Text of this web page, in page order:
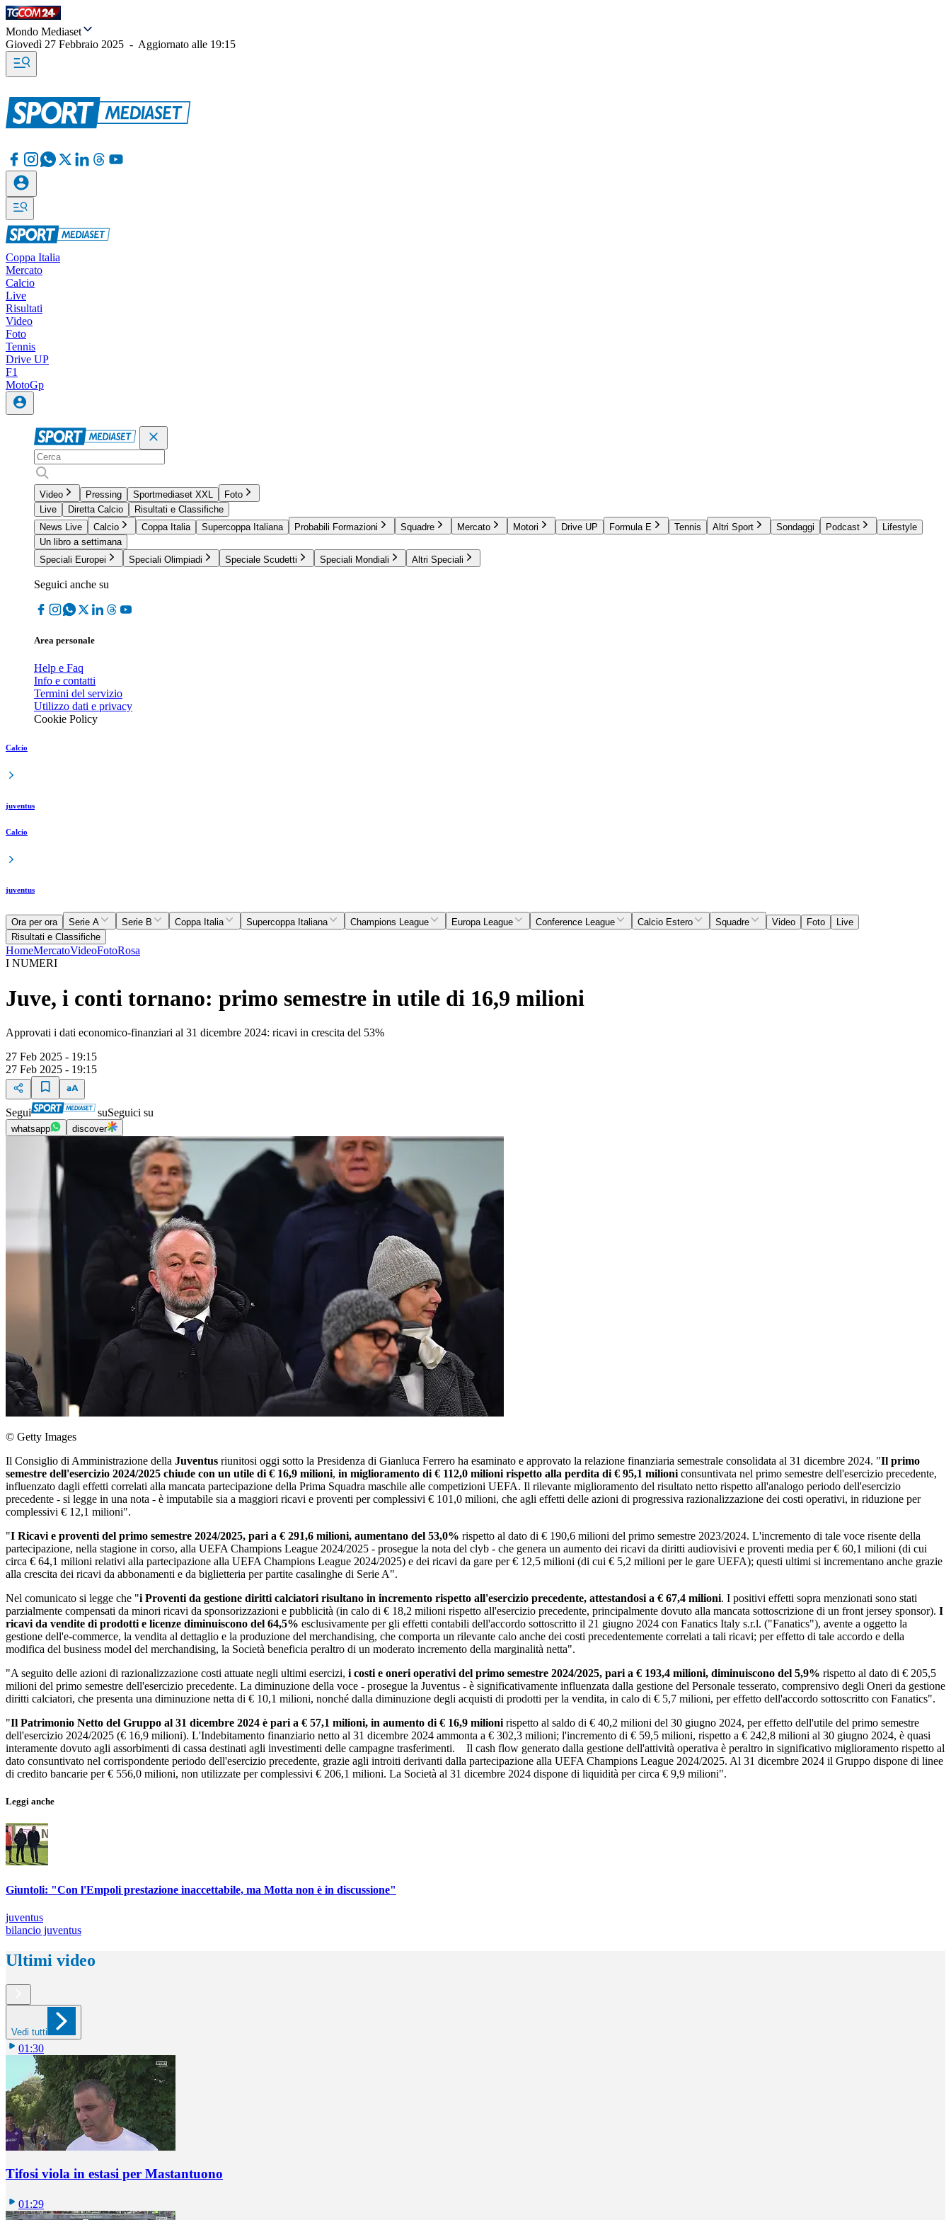
Mondo Mediaset
Giovedì 27 Febbraio 2025 - Aggiornato alle 19:15
Coppa Italia
Mercato
Calcio
Live
Risultati
Video
Foto
Tennis
Drive UP
F1
MotoGp
Video Pressing Sportmediaset XXL
Foto
Live
Diretta Calcio
Risultati e Classifiche
News Live
Calcio Coppa Italia Supercoppa Italiana Probabili Formazioni Squadre Mercato Motori Drive UP Formula E Tennis Altri Sport Sondaggi Podcast
Lifestyle
Un libro a settimana
Speciali Europei
Speciali Olimpiadi Speciale Scudetti Speciali Mondiali Altri Speciali
Seguici anche su
Area personale
Help e Faq
Info e contatti
Termini del servizio
Utilizzo dati e privacy
Cookie Policy
Calcio
juventus
Calcio
juventus
Ora per ora Serie A Serie B Coppa Italia Supercoppa Italiana Champions League Europa League Conference League Calcio Estero Squadre Video Foto
Live
Risultati e Classifiche
HomeMercatoVideoFotoRosa
I NUMERI
Juve, i conti tornano: primo semestre in utile di 16,9 milioni
Approvati i dati economico-finanziari al 31 dicembre 2024: ricavi in crescita del 53%
27 Feb 2025 - 19:15
27 Feb 2025 - 19:15
Segui suSeguici su
whatsapp discover
© Getty Images
Il Consiglio di Amministrazione della Juventus riunitosi oggi sotto la Presidenza di Gianluca Ferrero ha esaminato e approvato la relazione finanziaria semestrale consolidata al 31 dicembre 2024. "Il primo
semestre dell'esercizio 2024/2025 chiude con un utile di € 16,9 milioni, in miglioramento di € 112,0 milioni rispetto alla perdita di € 95,1 milioni consuntivata nel primo semestre dell'esercizio precedente,
influenzato dagli effetti correlati alla mancata partecipazione della Prima Squadra maschile alle competizioni UEFA. Il rilevante miglioramento del risultato netto rispetto all'analogo periodo dell'esercizio
precedente - si legge in una nota - è imputabile sia a maggiori ricavi e proventi per complessivi € 101,0 milioni, che agli effetti delle azioni di progressiva razionalizzazione dei costi operativi, in riduzione per
complessivi € 12,1 milioni".
"I Ricavi e proventi del primo semestre 2024/2025, pari a € 291,6 milioni, aumentano del 53,0% rispetto al dato di € 190,6 milioni del primo semestre 2023/2024. L'incremento di tale voce risente della
partecipazione, nella stagione in corso, alla UEFA Champions League 2024/2025 - prosegue la nota del clyb - che genera un aumento dei ricavi da diritti audiovisivi e proventi media per € 60,1 milioni (di cui
circa € 64,1 milioni relativi alla partecipazione alla UEFA Champions League 2024/2025) e dei ricavi da gare per € 12,5 milioni (di cui € 5,2 milioni per le gare UEFA); questi ultimi si incrementano anche grazie
alla crescita dei ricavi da abbonamenti e da biglietteria per partite casalinghe di Serie A".
Nel comunicato si legge che "i Proventi da gestione diritti calciatori risultano in incremento rispetto all'esercizio precedente, attestandosi a € 67,4 milioni. I positivi effetti sopra menzionati sono stati
parzialmente compensati da minori ricavi da sponsorizzazioni e pubblicità (in calo di € 18,2 milioni rispetto all'esercizio precedente, principalmente dovuto alla mancata sottoscrizione di un front jersey sponsor). I
ricavi da vendite di prodotti e licenze diminuiscono del 64,5% esclusivamente per gli effetti contabili dell'accordo sottoscritto il 21 giugno 2024 con Fanatics Italy s.r.l. ("Fanatics"), avente a oggetto la
gestione dell'e-commerce, la vendita al dettaglio e la produzione del merchandising, che comporta un rilevante calo anche dei costi precedentemente correlati a tali ricavi; per effetto di tale accordo e della
modifica del business model del merchandising, la Società beneficia peraltro di un moderato incremento della marginalità netta".
"A seguito delle azioni di razionalizzazione costi attuate negli ultimi esercizi, i costi e oneri operativi del primo semestre 2024/2025, pari a € 193,4 milioni, diminuiscono del 5,9% rispetto al dato di € 205,5
milioni del primo semestre dell'esercizio precedente. La diminuzione della voce - prosegue la Juventus - è significativamente influenzata dalla gestione del Personale tesserato, comprensivo degli Oneri da gestione
diritti calciatori, che presenta una diminuzione netta di € 10,1 milioni, nonché dalla diminuzione degli acquisti di prodotti per la vendita, in calo di € 5,7 milioni, per effetto dell'accordo sottoscritto con Fanatics".
"Il Patrimonio Netto del Gruppo al 31 dicembre 2024 è pari a € 57,1 milioni, in aumento di € 16,9 milioni rispetto al saldo di € 40,2 milioni del 30 giugno 2024, per effetto dell'utile del primo semestre
dell'esercizio 2024/2025 (€ 16,9 milioni). L'Indebitamento finanziario netto al 31 dicembre 2024 ammonta a € 302,3 milioni; l'incremento di € 59,5 milioni, rispetto a € 242,8 milioni al 30 giugno 2024, è quasi
interamente dovuto agli assorbimenti di cassa destinati agli investimenti delle campagne trasferimenti. Il cash flow generato dalla gestione dell'attività operativa è peraltro in significativo miglioramento rispetto al
dato consuntivato nel corrispondente periodo dell'esercizio precedente, grazie agli introiti derivanti dalla partecipazione alla UEFA Champions League 2024/2025. Al 31 dicembre 2024 il Gruppo dispone di linee
di credito bancarie per € 556,0 milioni, non utilizzate per complessivi € 206,1 milioni. La Società al 31 dicembre 2024 dispone di liquidità per circa € 9,9 milioni".
Leggi anche
Giuntoli: "Con l'Empoli prestazione inaccettabile, ma Motta non è in discussione"
juventus
bilancio juventus
Ultimi video
Vedi tutti
01:30
Tifosi viola in estasi per Mastantuono
01:29